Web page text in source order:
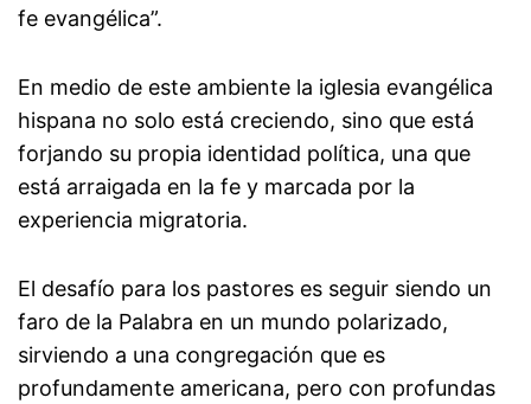
fe evangélica”.
En medio de este ambiente la iglesia evangélica
hispana no solo está creciendo, sino que está
forjando su propia identidad política, una que
está arraigada en la fe y marcada por la
experiencia migratoria.
El desafío para los pastores es seguir siendo un
faro de la Palabra en un mundo polarizado,
sirviendo a una congregación que es
profundamente americana, pero con profundas